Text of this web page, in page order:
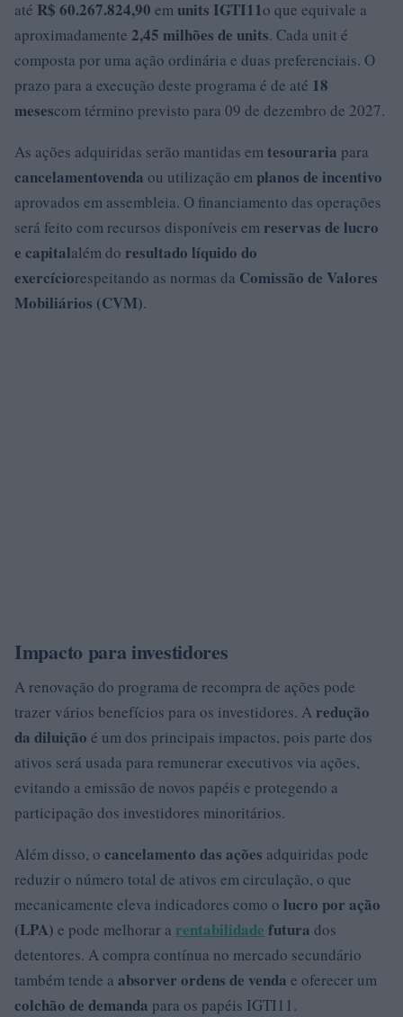
até R$ 60.267.824,90 emunits IGTI11o que equivale a
aproximadamente 2,45 milhões de units. Cada unit é
composta por uma ação ordinária e duas preferenciais. O
prazo para a execução deste programa é de até 18
mesescom término previsto para 09 de dezembro de 2027.
As ações adquiridas serão mantidas emtesouraria para
cancelamentovenda ou utilização em planos de incentivo
aprovados em assembleia. O financiamento das operações
será feito com recursos disponíveis em reservas de lucro
e capitalalém do resultado líquido do
exercíciorespeitando as normas da Comissão de Valores
Mobiliários (CVM).
Impacto para investidores
A renovação do programa de recompra de ações pode
trazer vários benefícios para os investidores. A redução
da diluição é um dos principais impactos, pois parte dos
ativos será usada para remunerar executivos via ações,
evitando a emissão de novos papéis e protegendo a
participação dos investidores minoritários.
Além disso, o cancelamento das ações adquiridas pode
reduzir o número total de ativos em circulação, o que
mecanicamente eleva indicadores como o lucro por ação
(LPA) e pode melhorar a rentabilidade futura dos
detentores. A compra contínua no mercado secundário
também tende a absorver ordens de venda e oferecer um
colchão de demanda para os papéis IGTI11.